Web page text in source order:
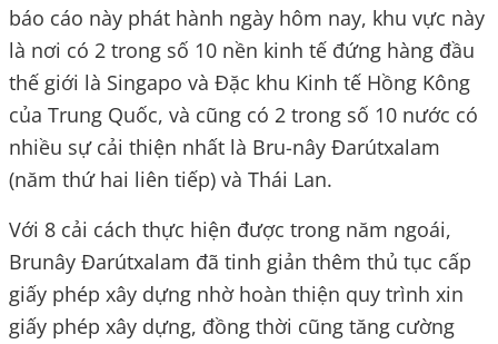
báo cáo này phát hành ngày hôm nay, khu vực này
là nơi có 2 trong số 10 nền kinh tế đứng hàng đầu
thế giới là Singapo và Đặc khu Kinh tế Hồng Kông
của Trung Quốc, và cũng có 2 trong số 10 nước có
nhiều sự cải thiện nhất là Bru-nây Đarútxalam
(năm thứ hai liên tiếp) và Thái Lan.
Với 8 cải cách thực hiện được trong năm ngoái,
Brunây Đarútxalam đã tinh giản thêm thủ tục cấp
giấy phép xây dựng nhờ hoàn thiện quy trình xin
giấy phép xây dựng, đồng thời cũng tăng cường